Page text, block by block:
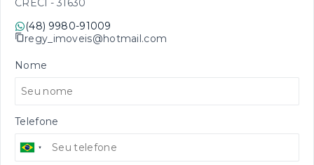
CRECI - 31630
(48) 9980-91009
regy_imoveis@hotmail.com
Nome
Telefone